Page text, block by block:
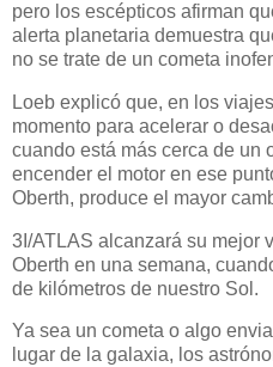
pero los escépticos afirman
alerta planetaria demuestra
no se trate de un cometa
Loeb explicó que, en los
momento para acelerar o
cuando está más cerca de un
encender el motor en ese
Oberth, produce el mayor
3I/ATLAS alcanzará su mejor
Oberth en una semana,
de kilómetros de nuestro Sol.
Ya sea un cometa o algo
lugar de la galaxia, los